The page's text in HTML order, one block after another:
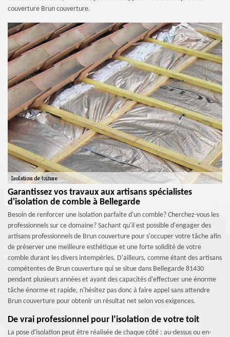
couverture Brun couverture.
Garantissez vos travaux aux artisans spécialistes
d'isolation de comble à Bellegarde
Besoin de renforcer une isolation parfaite d'un comble? Cherchez-vous les
professionnels sur ce domaine? Sachant qu'il est possible d'engager des
artisans professionnels de Brun couverture pour s'occuper votre tâche afin
de préserver une meilleure esthétique et une forte solidité de votre
comble durant les divers intempéries. D'ailleurs, comme étant des artisans
compétentes de Brun couverture qui se situe dans Bellegarde 81430
pendant plusieurs années et ayant des capacités d'effectuer une énorme
tâche énorme et rapide, n'hésitez pas donc à faire appel sans attendre
Brun couverture pour obtenir un résultat net selon vos exigences.
De vrai professionnel pour l’isolation de votre toit
La pose d'isolation peut être réalisée de chaque côté : au-dessus ou en-